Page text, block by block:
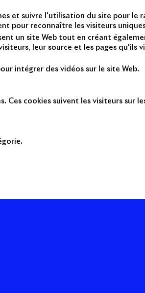
et suivre l'utilisation du site pour le
pour reconnaître les visiteurs
un site Web tout en créant
leur source et les pages qu'ils
intégrer des vidéos sur le site Web.
cookies suivent les visiteurs sur